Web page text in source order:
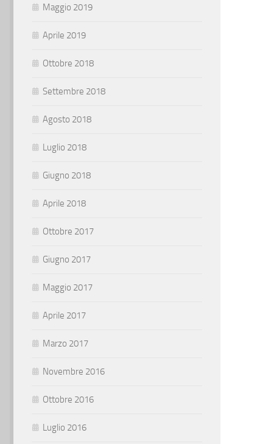
Maggio 2019
Aprile 2019
Ottobre 2018
Settembre 2018
Agosto 2018
Luglio 2018
Giugno 2018
Aprile 2018
Ottobre 2017
Giugno 2017
Maggio 2017
Aprile 2017
Marzo 2017
Novembre 2016
Ottobre 2016
Luglio 2016